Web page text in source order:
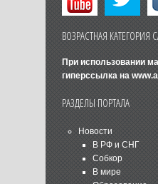
ВОЗРАСТНАЯ КАТЕГОРИЯ
При использовании
гиперссылка на
РАЗДЕЛЫ ПОРТАЛА
Новости
В РФ и СНГ
Собкор
В мире